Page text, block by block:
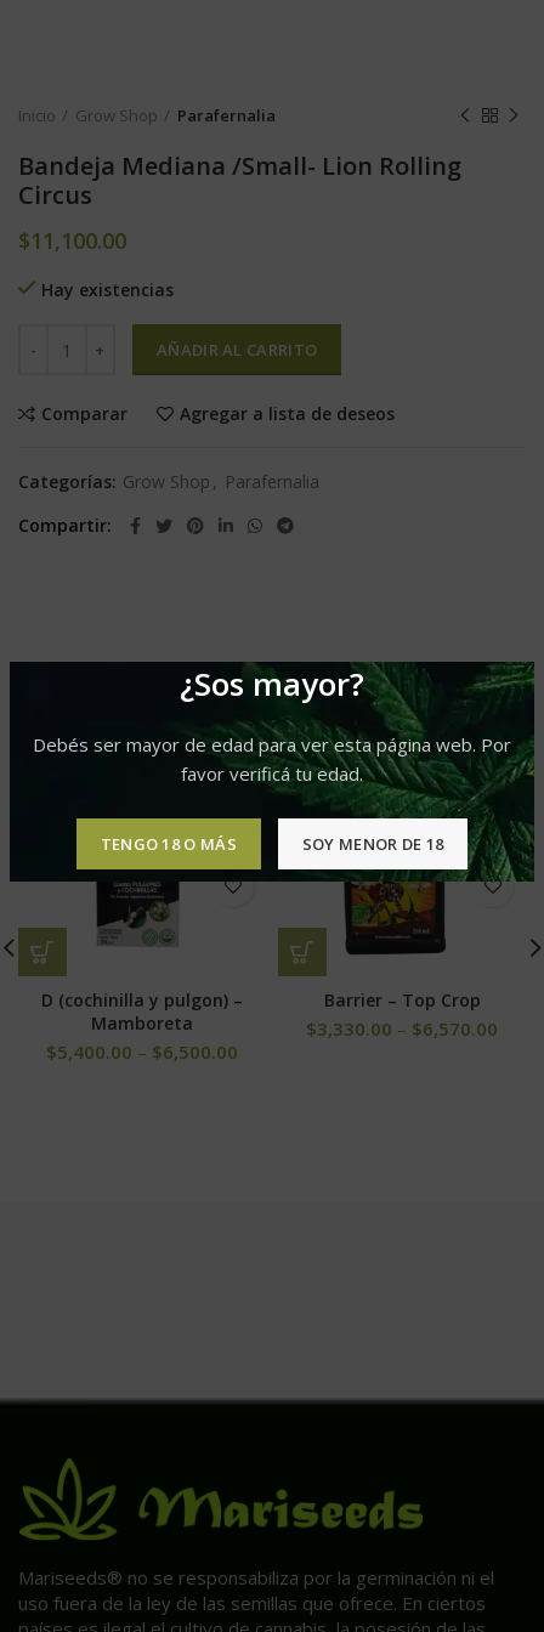
¿Sos mayor?
Debés ser mayor de edad para ver esta página web. Por
favor verificá tu edad.
TENGO 18 O MÁS SOY MENOR DE 18
Inicio Grow Shop Parafernalia
Bandeja Mediana /Small- Lion Rolling
Circus
$11,100.00
Hay existencias
AÑADIR AL CARRITO
Comparar Agregar a lista de deseos
Categorías: Grow Shop , Parafernalia
Compartir
PRODUCTOS RELACIONADOS
D (cochinilla y pulgon) –
Mamboreta
$5,400.00 – $6,500.00
-10%
Barrier – Top Crop
$3,330.00 – $6,570.00
Mariseeds® no se responsabiliza por la germinación ni el
uso fuera de la ley de las semillas que ofrece. En ciertos